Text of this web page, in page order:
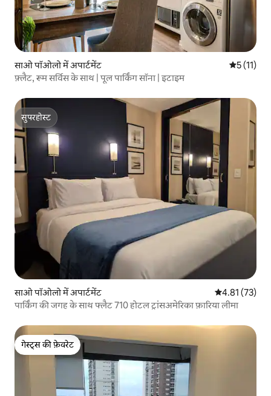
साओ पॉओलो में अपार्टमेंट औसत रेटिंग
5 (11)
फ़्लैट, रूम सर्विस के साथ | पूल पार्किंग सॉना | इटाइम
सुपरहोस्ट
सुपरहोस्ट
साओ पॉओलो में अपार्टमेंट औसत रेटिंग 5 में
4.81 (73)
पार्किंग की जगह के साथ फ्लैट 710 होटल ट्रांसअमेरिका फ़ारिया लीमा
गेस्ट्स की फ़ेवरेट
गेस्ट्स की फ़ेवरेट